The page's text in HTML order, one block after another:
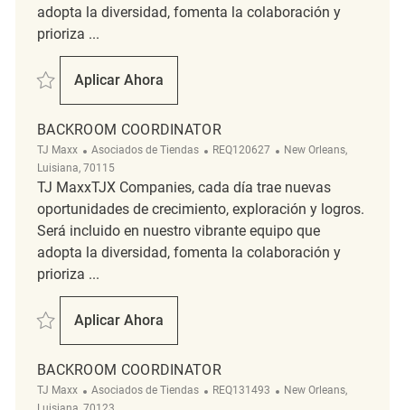
adopta la diversidad, fomenta la colaboración y
prioriza ...
Salvar merchandising associate REQ131503
Aplicar Ahora
Merchandising Associate
BACKROOM COORDINATOR
TJ Maxx Categoría
Asociados de Tiendas ReqId
REQ120627 Ubicación
New Orleans,
Luisiana, 70115
TJ MaxxTJX Companies, cada día trae nuevas
oportunidades de crecimiento, exploración y logros.
Será incluido en nuestro vibrante equipo que
adopta la diversidad, fomenta la colaboración y
prioriza ...
Salvar Backroom Coordinator REQ120627
Aplicar Ahora
Backroom Coordinator
BACKROOM COORDINATOR
TJ Maxx Categoría
Asociados de Tiendas ReqId
REQ131493 Ubicación
New Orleans,